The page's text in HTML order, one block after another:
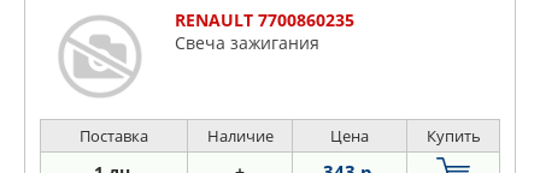
RENAULT 7700860235
Свеча зажигания
Поставка Наличие Цена Купить